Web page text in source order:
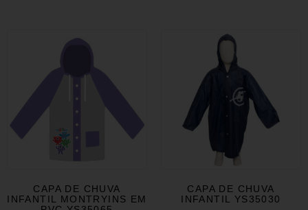
CAPA DE CHUVA
INFANTIL MONTRYINS EM
CAPA DE CHUVA
INFANTIL YS35030